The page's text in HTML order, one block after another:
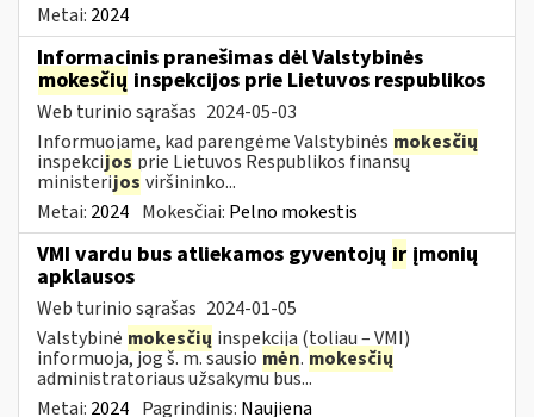
Metai: 2024
Informacinis pranešimas dėl Valstybinės
mokesčių inspekcijos prie Lietuvos respublikos
Web turinio sąrašas 2024-05-03
Informuojame, kad parengėme Valstybinės mokesčių
inspekcijos prie Lietuvos Respublikos finansų
ministerijos viršininko...
Metai: 2024 Mokesčiai: Pelno mokestis
VMI vardu bus atliekamos gyventojų ir įmonių
apklausos
Web turinio sąrašas 2024-01-05
Valstybinė mokesčių inspekcija (toliau – VMI)
informuoja, jog š. m. sausio mėn. mokesčių
administratoriaus užsakymu bus...
Metai: 2024 Pagrindinis: Naujiena